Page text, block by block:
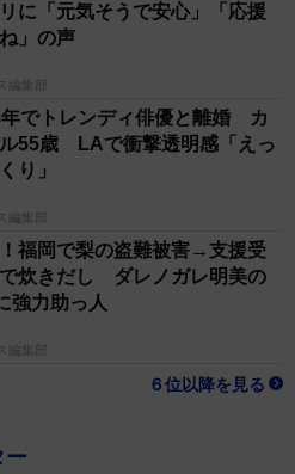
に「元気そうで安心」「応援
」の声
編集部
でトレンディ俳優と離婚 カ
ル55歳 LAで衝撃透明感「えっ
り」
編集部
福岡で梨の盗難被害→支援受
炊きだし ダレノガレ明美の
強力助っ人
編集部
６位以降を見る
ー